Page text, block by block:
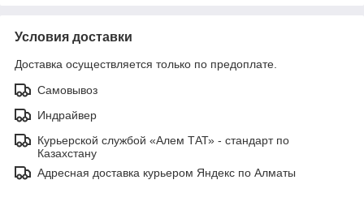
Условия доставки
Доставка осуществляется только по предоплате.
Самовывоз
Индрайвер
Курьерской службой «Алем ТАТ» - стандарт по
Казахстану
Адресная доставка курьером Яндекс по Алматы